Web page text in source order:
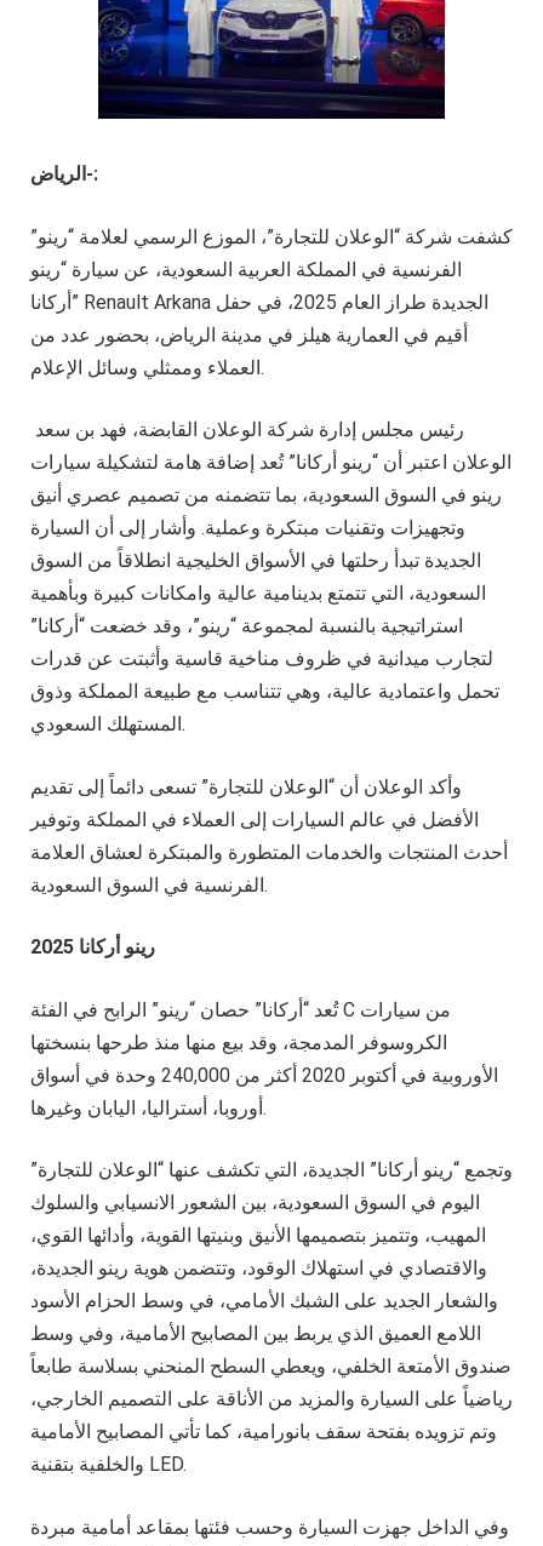
الرياض-:
كشفت شركة “الوعلان للتجارة”، الموزع الرسمي لعلامة “رينو”
الفرنسية في المملكة العربية السعودية، عن سيارة “رينو
أركانا” Renault Arkana الجديدة طراز العام 2025، في حفل
أقيم في العمارية هيلز في مدينة الرياض، بحضور عدد من
العملاء وممثلي وسائل الإعلام.
رئيس مجلس إدارة شركة الوعلان القابضة، فهد بن سعد
الوعلان اعتبر أن “رينو أركانا” تُعد إضافة هامة لتشكيلة سيارات
رينو في السوق السعودية، بما تتضمنه من تصميم عصري أنيق
وتجهيزات وتقنيات مبتكرة وعملية. وأشار إلى أن السيارة
الجديدة تبدأ رحلتها في الأسواق الخليجية انطلاقاً من السوق
السعودية، التي تتمتع بدينامية عالية وامكانات كبيرة وبأهمية
استراتيجية بالنسبة لمجموعة “رينو”، وقد خضعت “أركانا”
لتجارب ميدانية في ظروف مناخية قاسية وأثبتت عن قدرات
تحمل واعتمادية عالية، وهي تتناسب مع طبيعة المملكة وذوق
المستهلك السعودي.
وأكد الوعلان أن “الوعلان للتجارة” تسعى دائماً إلى تقديم
الأفضل في عالم السيارات إلى العملاء في المملكة وتوفير
أحدث المنتجات والخدمات المتطورة والمبتكرة لعشاق العلامة
الفرنسية في السوق السعودية.
رينو أركانا 2025
تُعد “أركانا” حصان “رينو” الرابح في الفئة C من سيارات
الكروسوفر المدمجة، وقد بيع منها منذ طرحها بنسختها
الأوروبية في أكتوبر 2020 أكثر من 240,000 وحدة في أسواق
أوروبا، أستراليا، اليابان وغيرها.
وتجمع “رينو أركانا” الجديدة، التي تكشف عنها “الوعلان للتجارة”
اليوم في السوق السعودية، بين الشعور الانسيابي والسلوك
المهيب، وتتميز بتصميمها الأنيق وبنيتها القوية، وأدائها القوي،
والاقتصادي في استهلاك الوقود، وتتضمن هوية رينو الجديدة،
والشعار الجديد على الشبك الأمامي، في وسط الحزام الأسود
اللامع العميق الذي يربط بين المصابيح الأمامية، وفي وسط
صندوق الأمتعة الخلفي، ويعطي السطح المنحني بسلاسة طابعاً
رياضياً على السيارة والمزيد من الأناقة على التصميم الخارجي،
وتم تزويده بفتحة سقف بانورامية، كما تأتي المصابيح الأمامية
والخلفية بتقنية LED.
وفي الداخل جهزت السيارة وحسب فئتها بمقاعد أمامية مبردة